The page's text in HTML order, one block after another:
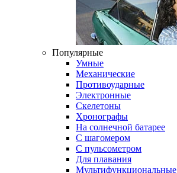
Популярные
Умные
Механические
Противоударные
Электронные
Скелетоны
Хронографы
На солнечной батарее
С шагомером
С пульсометром
Для плавания
Мультифункциональные